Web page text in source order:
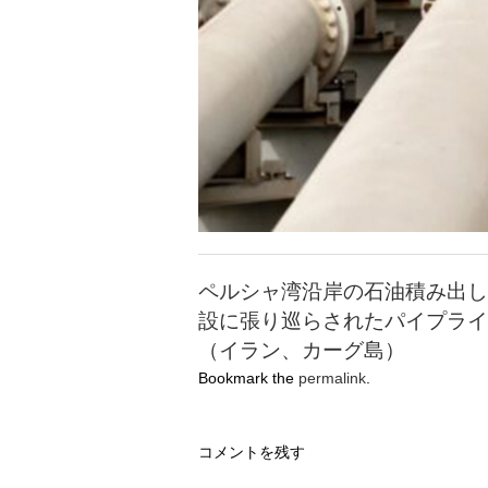
ペルシャ湾沿岸の石油積み出
設に張り巡らされたパイプラ
（イラン、カーグ島）
Bookmark the permalink
コメントを残す